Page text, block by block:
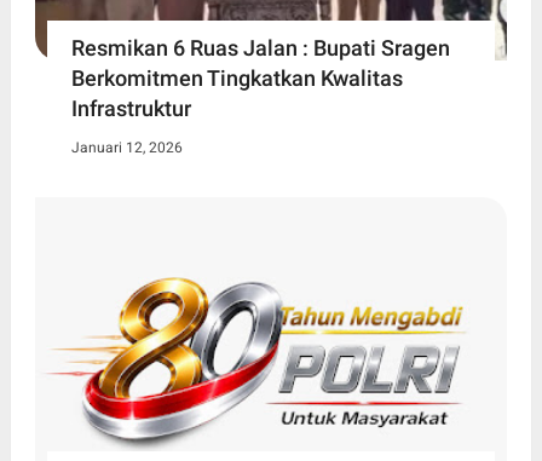
Resmikan 6 Ruas Jalan : Bupati Sragen
Berkomitmen Tingkatkan Kwalitas
Infrastruktur
Januari 12, 2026